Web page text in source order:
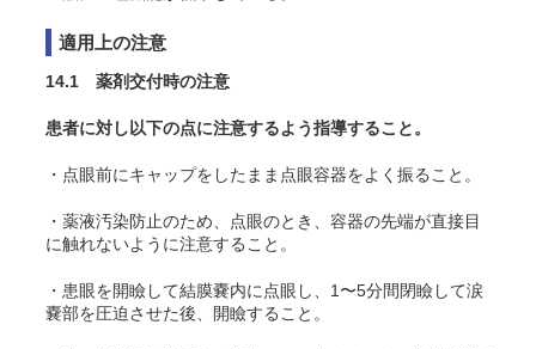
適用上の注意
14.1 薬剤交付時の注意
患者に対し以下の点に注意するよう指導すること。
・点眼前にキャップをしたまま点眼容器をよく振ること。
・薬液汚染防止のため、点眼のとき、容器の先端が直接目
に触れないように注意すること。
・患眼を開瞼して結膜嚢内に点眼し、1〜5分間閉瞼して涙
嚢部を圧迫させた後、開瞼すること。